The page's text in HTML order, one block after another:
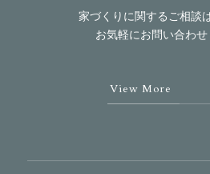
家づくりに関するご相談
お気軽にお問い合わせ
View More